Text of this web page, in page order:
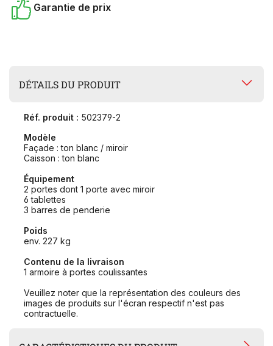
Garantie de prix
DÉTAILS DU PRODUIT
Réf. produit : 502379-2
Modèle
Façade : ton blanc / miroir
Caisson : ton blanc
Équipement
2 portes dont 1 porte avec miroir
6 tablettes
3 barres de penderie
Poids
env. 227 kg
Contenu de la livraison
1 armoire à portes coulissantes
Veuillez noter que la représentation des couleurs des
images de produits sur l'écran respectif n'est pas
contractuelle.